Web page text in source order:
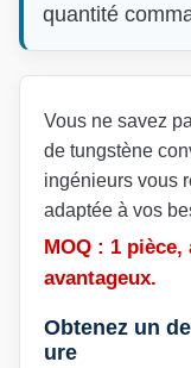
quantité
Vous ne savez
de tungstène
ingénieurs vous
adaptée à vos
MOQ : 1
avantageux.
Obtenez un
ure